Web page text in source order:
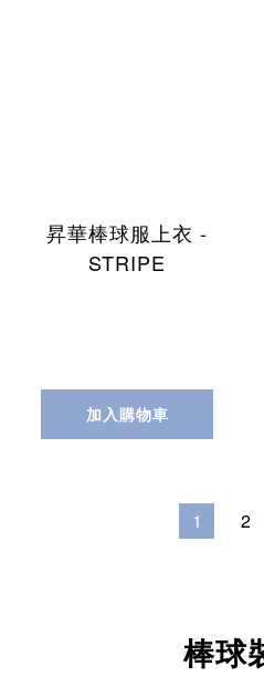
昇華棒球服上衣 -
STRIPE
加入購物車
1 2
棒球